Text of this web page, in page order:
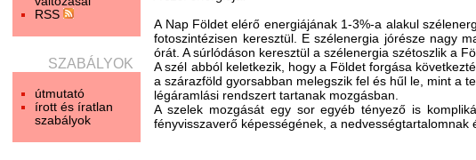
RSS
SZABÁLYOK
útmutató
írott és íratlan
szabályok
A Nap Földet elérő energiájának 1-3%-a alakul
fotoszintézisen keresztül. E szélenergia jórésze nagy
órát. A súrlódáson keresztül a szélenergia szétoszlik a
A szél abból keletkezik, hogy a Földet forgása
a szárazföld gyorsabban melegszik fel és hűl le, mint a
légáramlási rendszert tartanak mozgásban.
A szelek mozgását egy sor egyéb tényező is
fényvisszaverő képességének, a